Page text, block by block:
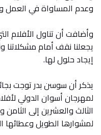
وعدم المساواة في العمل
وأضافت أن تناول الأفلام
يجعلنا نقف أمام مشكلاتنا
إيجاد حلول لها.
يذكر أن سوسن بدر توجت
لمهرجان أسوان الدولي
الثالث والعشرين إلى
لمشوارها الطويل وعطائها